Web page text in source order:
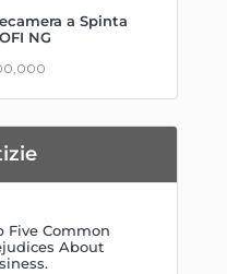
a Spinta
NG
Five Common
About